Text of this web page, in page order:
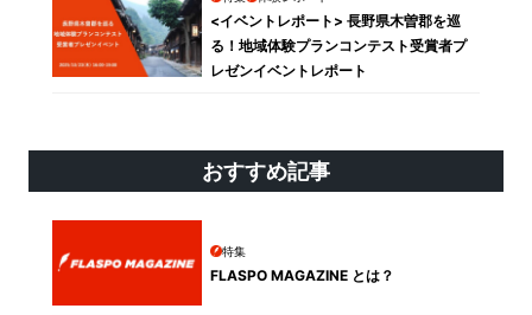
<イベントレポート> 長野県木曽郡を巡
る！地域体験プランコンテスト受賞者プ
レゼンイベントレポート
おすすめ記事
特集
FLASPO MAGAZINE とは？